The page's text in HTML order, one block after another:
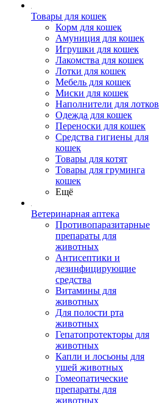
Товары для кошек
Корм для кошек
Амуниция для кошек
Игрушки для кошек
Лакомства для кошек
Лотки для кошек
Мебель для кошек
Миски для кошек
Наполнители для лотков
Одежда для кошек
Переноски для кошек
Средства гигиены для
кошек
Товары для котят
Товары для груминга
кошек
Ещё
Ветеринарная аптека
Противопаразитарные
препараты для
животных
Антисептики и
дезинфицирующие
средства
Витамины для
животных
Для полости рта
животных
Гепатопротекторы для
животных
Капли и лосьоны для
ушей животных
Гомеопатические
препараты для
животных